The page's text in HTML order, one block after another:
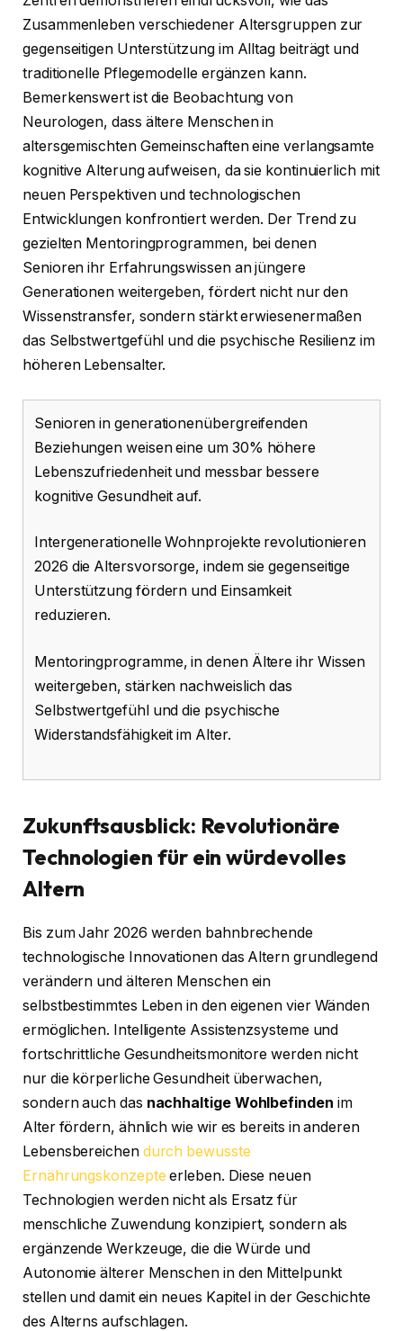
Zusammenleben verschiedener Altersgruppen zur
gegenseitigen Unterstützung im Alltag beiträgt und
traditionelle Pflegemodelle ergänzen kann.
Bemerkenswert ist die Beobachtung von
Neurologen, dass ältere Menschen in
altersgemischten Gemeinschaften eine verlangsamte
kognitive Alterung aufweisen, da sie kontinuierlich mit
neuen Perspektiven und technologischen
Entwicklungen konfrontiert werden. Der Trend zu
gezielten Mentoringprogrammen, bei denen
Senioren ihr Erfahrungswissen an jüngere
Generationen weitergeben, fördert nicht nur den
Wissenstransfer, sondern stärkt erwiesenermaßen
das Selbstwertgefühl und die psychische Resilienz im
höheren Lebensalter.
Senioren in generationenübergreifenden
Beziehungen weisen eine um 30% höhere
Lebenszufriedenheit und messbar bessere
kognitive Gesundheit auf.
Intergenerationelle Wohnprojekte revolutionieren
2026 die Altersvorsorge, indem sie gegenseitige
Unterstützung fördern und Einsamkeit
reduzieren.
Mentoringprogramme, in denen Ältere ihr Wissen
weitergeben, stärken nachweislich das
Selbstwertgefühl und die psychische
Widerstandsfähigkeit im Alter.
Zukunftsausblick: Revolutionäre
Technologien für ein würdevolles
Altern
Bis zum Jahr 2026 werden bahnbrechende
technologische Innovationen das Altern grundlegend
verändern und älteren Menschen ein
selbstbestimmtes Leben in den eigenen vier Wänden
ermöglichen. Intelligente Assistenzsysteme und
fortschrittliche Gesundheitsmonitore werden nicht
nur die körperliche Gesundheit überwachen,
sondern auch das nachhaltige Wohlbefinden im
Alter fördern, ähnlich wie wir es bereits in anderen
Lebensbereichen durch bewusste
Ernährungskonzepte erleben. Diese neuen
Technologien werden nicht als Ersatz für
menschliche Zuwendung konzipiert, sondern als
ergänzende Werkzeuge, die die Würde und
Autonomie älterer Menschen in den Mittelpunkt
stellen und damit ein neues Kapitel in der Geschichte
des Alterns aufschlagen.